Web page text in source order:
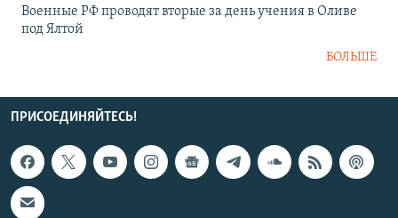
Военные РФ проводят вторые за день учения в Оливе
под Ялтой
БОЛЬШЕ
ПРИСОЕДИНЯЙТЕСЬ!